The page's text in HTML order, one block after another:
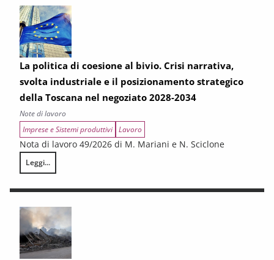
La politica di coesione al bivio. Crisi narrativa,
svolta industriale e il posizionamento strategico
della Toscana nel negoziato 2028-2034
Note di lavoro
Imprese e Sistemi produttivi Lavoro
Nota di lavoro 49/2026 di M. Mariani e N. Sciclone
Leggi...
La politica di coesione al bivio. Crisi narrativa, svolta industriale e il